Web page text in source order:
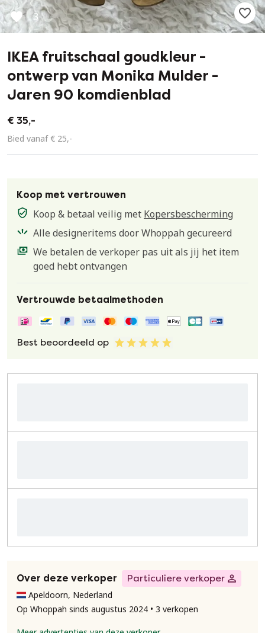
3
IKEA fruitschaal goudkleur -
ontwerp van Monika Mulder -
Jaren 90 komdienblad
€ 35,-
Bied vanaf € 25,-
Koop met vertrouwen
Koop & betaal veilig met Kopersbescherming
Alle designeritems door Whoppah gecureerd
We betalen de verkoper pas uit als jij het item
goed hebt ontvangen
Vertrouwde betaalmethoden
Best beoordeeld op
Over deze verkoper
Particuliere verkoper
Apeldoorn, Nederland
Op Whoppah sinds augustus 2024 • 3 verkopen